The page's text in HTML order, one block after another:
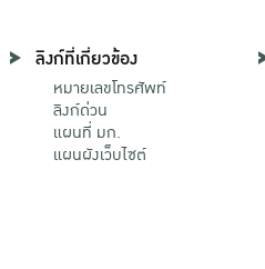
ลิงก์ที่เกี่ยวข้อง
หมายเลขโทรศัพท์
ลิงก์ด่วน
แผนที่ มก.
แผนผังเว็บไซต์